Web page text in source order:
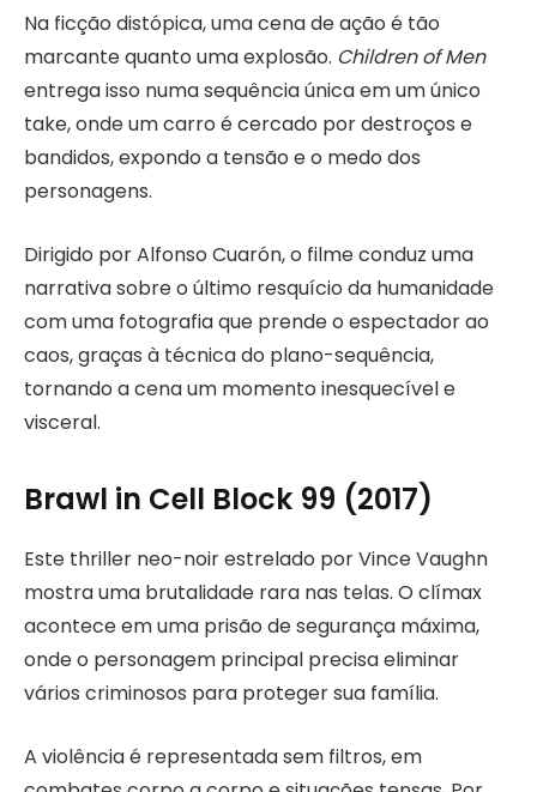
Na ficção distópica, uma cena de ação é tão
marcante quanto uma explosão. Children of Men
entrega isso numa sequência única em um único
take, onde um carro é cercado por destroços e
bandidos, expondo a tensão e o medo dos
personagens.
Dirigido por Alfonso Cuarón, o filme conduz uma
narrativa sobre o último resquício da humanidade
com uma fotografia que prende o espectador ao
caos, graças à técnica do plano-sequência,
tornando a cena um momento inesquecível e
visceral.
Brawl in Cell Block 99 (2017)
Este thriller neo-noir estrelado por Vince Vaughn
mostra uma brutalidade rara nas telas. O clímax
acontece em uma prisão de segurança máxima,
onde o personagem principal precisa eliminar
vários criminosos para proteger sua família.
A violência é representada sem filtros, em